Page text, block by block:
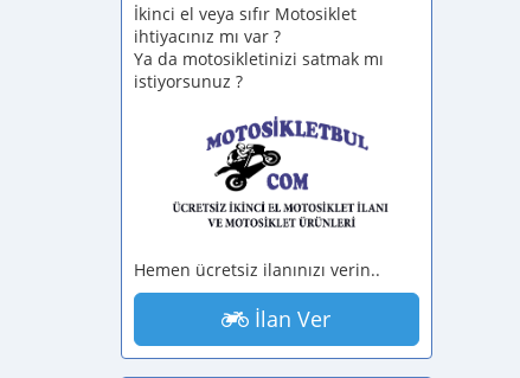
İkinci el veya sıfır Motosiklet
ihtiyacınız mı var ?
Ya da motosikletinizi satmak mı
istiyorsunuz ?
Hemen ücretsiz ilanınızı verin..
İlan Ver